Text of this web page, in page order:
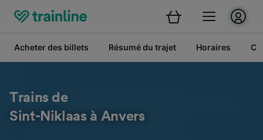
Acheter des billets Résumé du trajet Horaires
Trains de
Sint-Niklaas à Anvers